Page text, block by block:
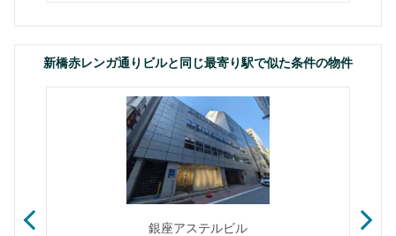
新橋赤レンガ通りビルと同じ最寄り駅で似た条件の物件
銀座アステルビル